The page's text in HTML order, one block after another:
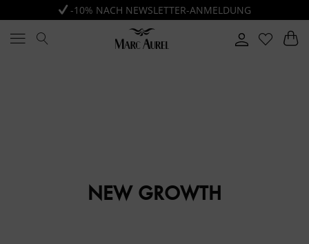
-10% NACH NEWSLETTER-ANMELDUNG
NEW GROWTH